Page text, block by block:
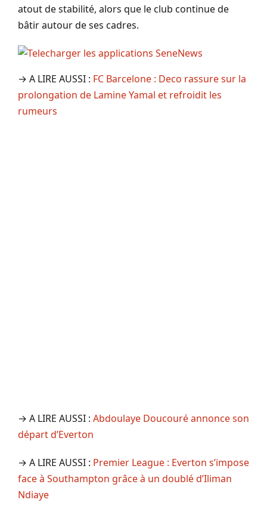
atout de stabilité, alors que le club continue de
bâtir autour de ses cadres.
→ A LIRE AUSSI : FC Barcelone : Deco rassure sur la
prolongation de Lamine Yamal et refroidit les
rumeurs
→ A LIRE AUSSI : Abdoulaye Doucouré annonce son
départ d’Everton
→ A LIRE AUSSI : Premier League : Everton s’impose
face à Southampton grâce à un doublé d’Iliman
Ndiaye